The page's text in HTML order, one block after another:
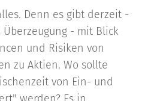
Denn es gibt derzeit -
- mit Blick
und Risiken von
zu Aktien. Wo sollte
von Ein- und